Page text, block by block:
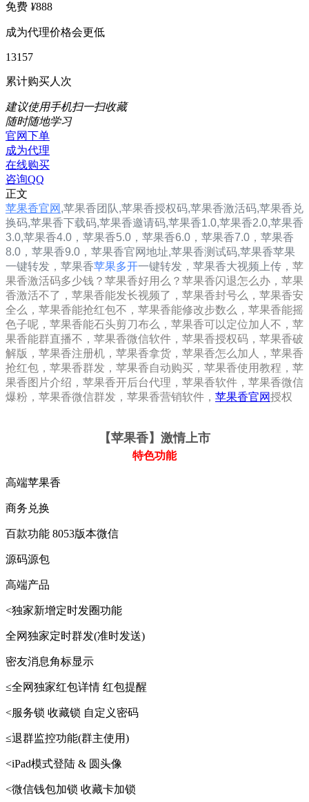
免费 ¥888
成为代理价格会更低
13157
累计购买人次
建议使用手机扫一扫收藏
随时随地学习
官网下单
成为代理
在线购买
咨询QQ
正文
苹果香官网 ,苹果香团队,苹果香授权码,苹果香激活码,苹果香兑
换码,苹果香下载码,苹果香邀请码,苹果香1.0,苹果香2.0,苹果香
3.0,苹果香4.0， 苹果香5.0， 苹果香6.0， 苹果香7.0， 苹果香
8.0， 苹果香9.0， 苹果香官网地址,苹果香测试码,苹果香苹果
一键转发， 苹果香苹果多开一键转发，苹果香大视频上传， 苹
果香激活码多少钱？苹果香好用么？苹果香闪退怎么办，苹果
香激活不了，苹果香能发长视频了，苹果香封号么，苹果香安
全么，苹果香能抢红包不，苹果香能修改步数么，苹果香能摇
色子呢，苹果香能石头剪刀布么，苹果香可以定位加人不，苹
果香能群直播不，苹果香微信软件，苹果香授权码，苹果香破
解版，苹果香注册机，苹果香拿货，苹果香怎么加人，苹果香
抢红包，苹果香群发，苹果香自动购买，苹果香使用教程，苹
果香图片介绍，苹果香开后台代理，苹果香软件，苹果香微信
爆粉，苹果香微信群发，苹果香营销软件， 苹果香官网授权
【苹果香】激情上市
特色功能
高端苹果香
商务兑换
百款功能 8053版本微信
源码源包
高端产品
<独家新增定时发圈功能
全网独家定时群发(准时发送)
密友消息角标显示
≤全网独家红包详情 红包提醒
<服务锁 收藏锁 自定义密码
≤退群监控功能(群主使用)
<iPad模式登陆 & 圆头像
<微信钱包加锁 收藏卡加锁